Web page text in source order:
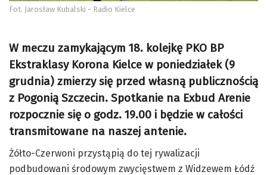
Fot. Jarosław Kubalski - Radio Kielce
W meczu zamykającym 18. kolejkę PKO BP
Ekstraklasy Korona Kielce w poniedziałek (9
grudnia) zmierzy się przed własną publicznością
z Pogonią Szczecin. Spotkanie na Exbud Arenie
rozpocznie się o godz. 19.00 i będzie w całości
transmitowane na naszej antenie.
Żółto-Czerwoni przystąpią do tej rywalizacji
podbudowani środowym zwycięstwem z Widzewem Łódź